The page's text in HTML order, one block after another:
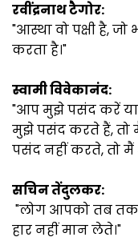
रवींद्रनाथ टैगोर:
"आस्था वो पक्षी है,
करता है।"
स्वामी विवेकानंद:
"आप मुझे पसंद करें या
मुझे पसंद करते हैं,
पसंद नहीं करते, तो
सचिन तेंदुलकर:
"लोग आपको तब
हार नहीं मान लेते।"